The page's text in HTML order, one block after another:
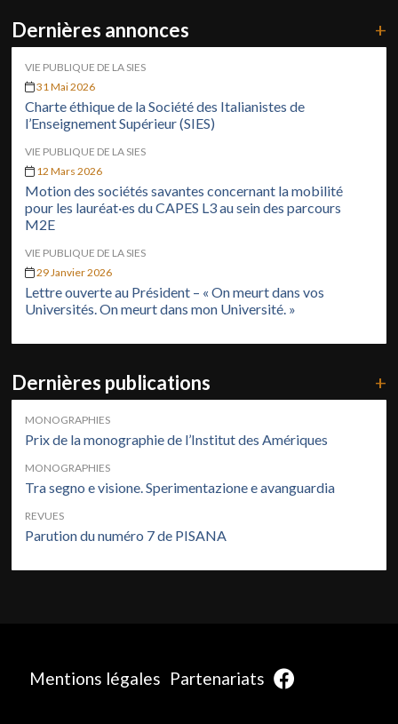
Dernières annonces +
VIE PUBLIQUE DE LA SIES
31 Mai 2026
Charte éthique de la Société des Italianistes de
l’Enseignement Supérieur (SIES)
VIE PUBLIQUE DE LA SIES
12 Mars 2026
Motion des sociétés savantes concernant la mobilité
pour les lauréat·es du CAPES L3 au sein des parcours
M2E
VIE PUBLIQUE DE LA SIES
29 Janvier 2026
Lettre ouverte au Président – « On meurt dans vos
Universités. On meurt dans mon Université. »
Dernières publications +
MONOGRAPHIES
Prix de la monographie de l’Institut des Amériques
MONOGRAPHIES
Tra segno e visione. Sperimentazione e avanguardia
REVUES
Parution du numéro 7 de PISANA
Mentions légales Partenariats